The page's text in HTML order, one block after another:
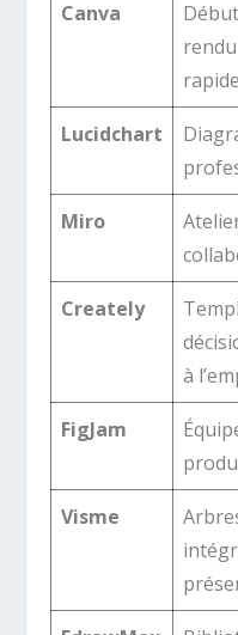
Canva
rapide
Lucidchart
Miro
Creately
à
FigJam
Visme